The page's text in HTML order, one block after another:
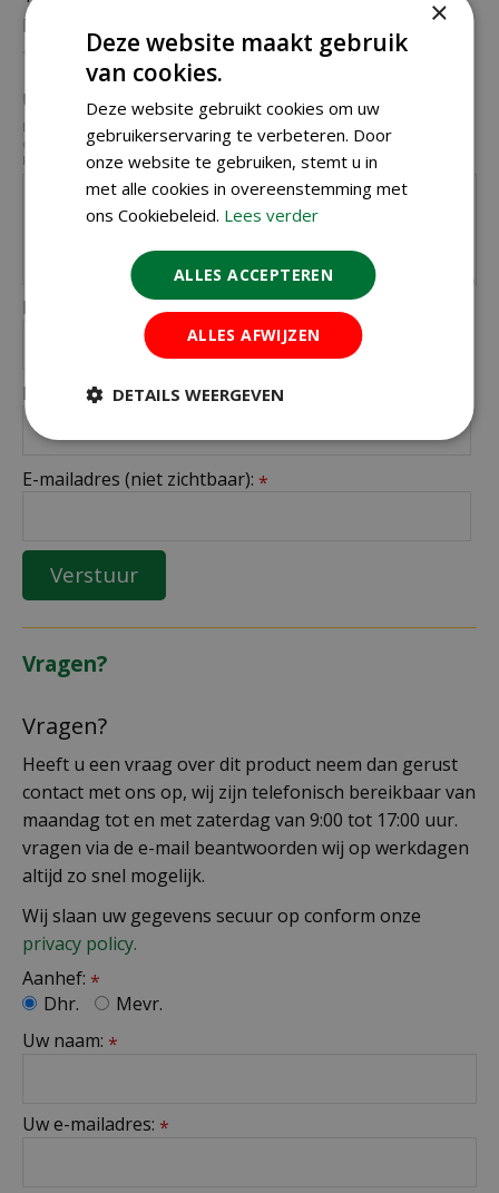
Beoordeling:
Uw mening over dit product:*
Let op: deze recensie gaat over het product en niet over ons tuincentrum,
de service of levering van uw bestelling. U kunt bijvoorbeeld in gaan op de
kwaliteit van het product, de look & feel en belangrijke eigenschappen.
Naam (zichtbaar op website):*
Plaats (zichtbaar op website):*
E-mailadres (niet zichtbaar): *
Vragen?
Vragen?
Heeft u een vraag over dit product neem dan gerust
contact met ons op, wij zijn telefonisch bereikbaar van
maandag tot en met zaterdag van 9:00 tot 17:00 uur.
vragen via de e-mail beantwoorden wij op werkdagen
altijd zo snel mogelijk.
Wij slaan uw gegevens secuur op conform onze
privacy policy.
Aanhef: *
Dhr.
Mevr.
Uw naam: *
Uw e-mailadres: *
×
Deze website maakt gebruik
van cookies.
Deze website gebruikt cookies om uw
gebruikerservaring te verbeteren. Door
onze website te gebruiken, stemt u in
met alle cookies in overeenstemming met
ons Cookiebeleid. Lees verder
ALLES ACCEPTEREN
ALLES AFWIJZEN
DETAILS WEERGEVEN